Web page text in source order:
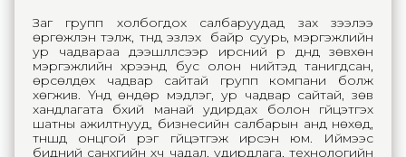
Заг групп холбогдох салбаруудад зах зээлээ
өргөжүүлэн тэлж, түүнд эзлэх байр суурь, мэргэжлийн
ур чадвараа дээшлүүлсээр ирсний үр дүнд зөвхөн
мэргэжлийн хүрээнд бус олон нийтэд танигдсан,
өрсөлдөх чадвар сайтай групп компани болж
хөгжив. Үүнд өндөр мэдлэг, ур чадвар сайтай, зөв
хандлагата бүхий манай удирдах болон гүйцэтгэх
шатны ажилтнууд, бизнесийн салбарын анд нөхөд,
түншүүд онцгой үүрэг гүйцэтгэж ирсэн юм. Иймээс
бидний санхүүгийн хүч чадал, удирдлага, технологийн